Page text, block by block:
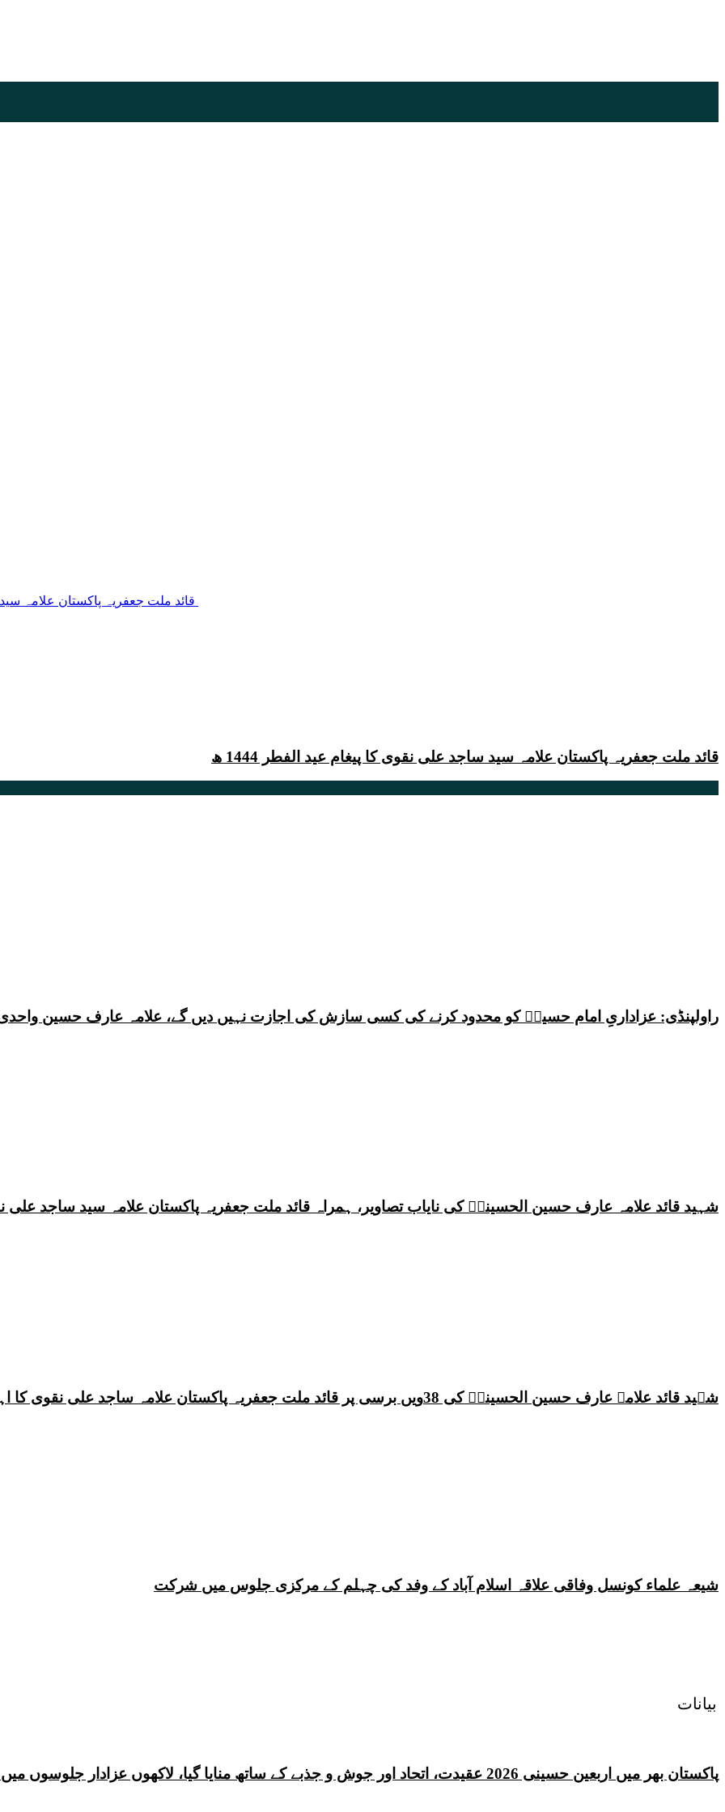
بیانات
قائد ملت جعفریہ پاکستان علامہ سید ساجد علی نقوی کا پیغام عید الفطر 1444 ھ
راولپنڈی: عزاداریِ امام حسینؑ کو محدود کرنے کی کسی سازش کی اجازت نہیں دیں گے، علامہ عارف حسین
شہید قائد علامہ عارف حسین الحسینیؒ کی نایاب تصاویر، ہمراہ قائد ملت جعفریہ پاکستان علامہ سید ساجد علی
شہید قائد علامہ عارف حسین الحسینیؒ کی 38ویں برسی پر قائد ملت جعفریہ پاکستان علامہ ساجد علی نقوی کا اہم پیغام
شیعہ علماء کونسل وفاقی علاقہ اسلام آباد کے وفد کی چہلم کے مرکزی جلوس میں شرکت
پاکستان بھر میں اربعین حسینی 2026 عقیدت، اتحاد اور جوش و جذبے کے ساتھ منایا گیا، لاکھوں عزادار جلوسوں میں شریک